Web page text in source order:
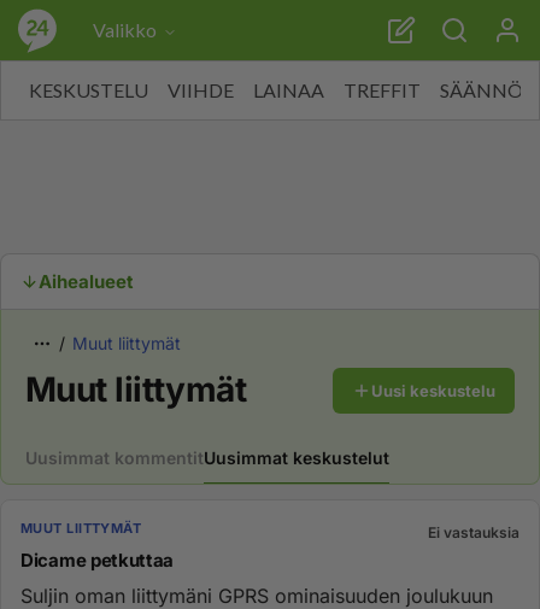
Valikko
KESKUSTELU VIIHDE LAINAA TREFFIT SÄÄNNÖT
Aihealueet
Muut liittymät
Muut liittymät Uusi keskustelu
Uusimmat kommentitUusimmat keskustelut
MUUT LIITTYMÄT Ei vastauksia
Dicame petkuttaa
Suljin oman liittymäni GPRS ominaisuuden joulukuun